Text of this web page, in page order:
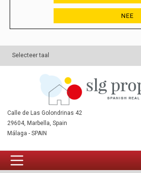
NEE
Selecteer taal
Calle de Las Golondrinas 42
29604, Marbella, Spain
Málaga - SPAIN